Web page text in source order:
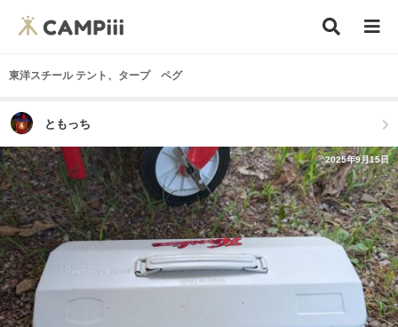
東洋スチール テント、タープ ペグ
ともっち
2025年9月15日